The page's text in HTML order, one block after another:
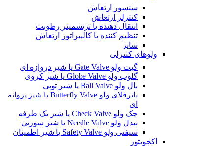
سنسور ارتعاش
کنترلر ارتعاش
انتقال دهنده یا ترنسمیتر رطوبت
تنظیم کننده یا کالیبراتور ارتعاش
سایر
ولوهای کنترلی
گیت ولو Gate Valve یا شیر دروازه ای
گلوب ولو Globe Valve یا شیر کروی
بال ولو Ball Valve یا شیر توپی
باترفلای ولو Butterfly Valve یا شیر پروانه
ای
چک ولو Check Valve یا شیر یک طرفه
نیدل ولو Needle Valve یا شیر سوزنی
سیفتی ولو Safety Valve یا شیر اطمینان
اکچویتور